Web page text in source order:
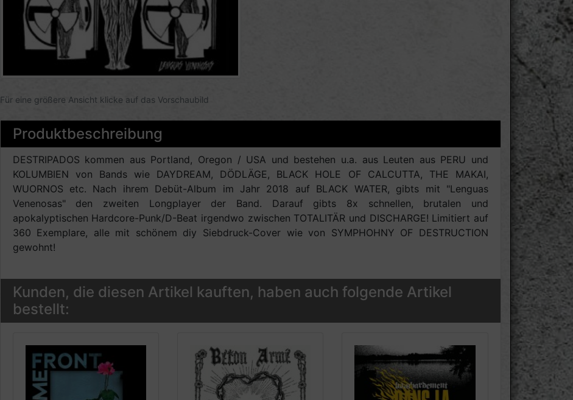
Für eine größere Ansicht klicke auf das Vorschaubild
Produktbeschreibung
DESTRIPADOS kommen aus Portland, Oregon / USA und bestehen u.a. aus Leuten aus PERU und
KOLUMBIEN von Bands wie DAYDREAM, DÖDLÄGE, BLACK HOLE OF CALCUTTA, THE MAKAI,
WUORNOS etc. Nach ihrem Debüt-Album im Jahr 2018 auf BLACK WATER, gibts mit "Lenguas
Venenosas" den zweiten Longplayer der Band. Darauf gibts 8x schnellen, brutalen und
apokalyptischen Hardcore-Punk/D-Beat irgendwo zwischen TOTALITÄR und DISCHARGE! Limitiert auf
360 Exemplare, alle mit schönem diy Siebdruck-Cover wie von SYMPHOHNY OF DESTRUCTION
gewohnt!
Kunden, die diesen Artikel kauften, haben auch folgende Artikel
bestellt: